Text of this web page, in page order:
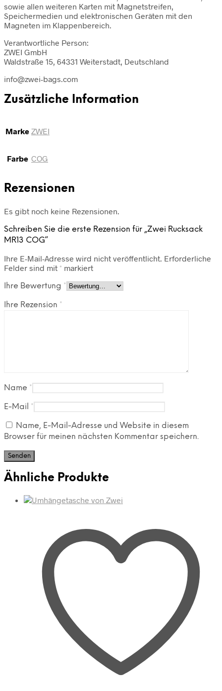
sowie allen weiteren Karten mit Magnetstreifen,
Speichermedien und elektronischen Geräten mit den
Magneten im Klappenbereich.
Verantwortliche Person:
ZWEI GmbH
Waldstraße 15, 64331 Weiterstadt, Deutschland
info@zwei-bags.com
Zusätzliche Information
Marke ZWEI
Farbe COG
Rezensionen
Es gibt noch keine Rezensionen.
Schreiben Sie die erste Rezension für „Zwei Rucksack
MR13 COG“
Ihre E-Mail-Adresse wird nicht veröffentlicht. Erforderliche
Felder sind mit * markiert
Ihre Bewertung *
Ihre Rezension *
Name *
E-Mail *
Name, E-Mail-Adresse und Website in diesem
Browser für meinen nächsten Kommentar speichern.
Ähnliche Produkte